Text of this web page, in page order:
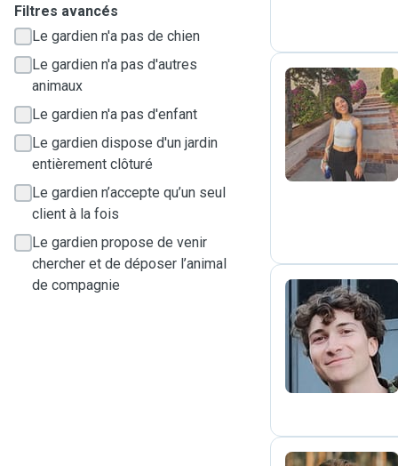
Filtres avancés
Le gardien n'a pas de chien
Le gardien n'a pas d'autres
animaux
Le gardien n'a pas d'enfant
Le gardien dispose d'un jardin
entièrement clôturé
Le gardien n’accepte qu’un seul
client à la fois
Le gardien propose de venir
chercher et de déposer l’animal
de compagnie
S
L